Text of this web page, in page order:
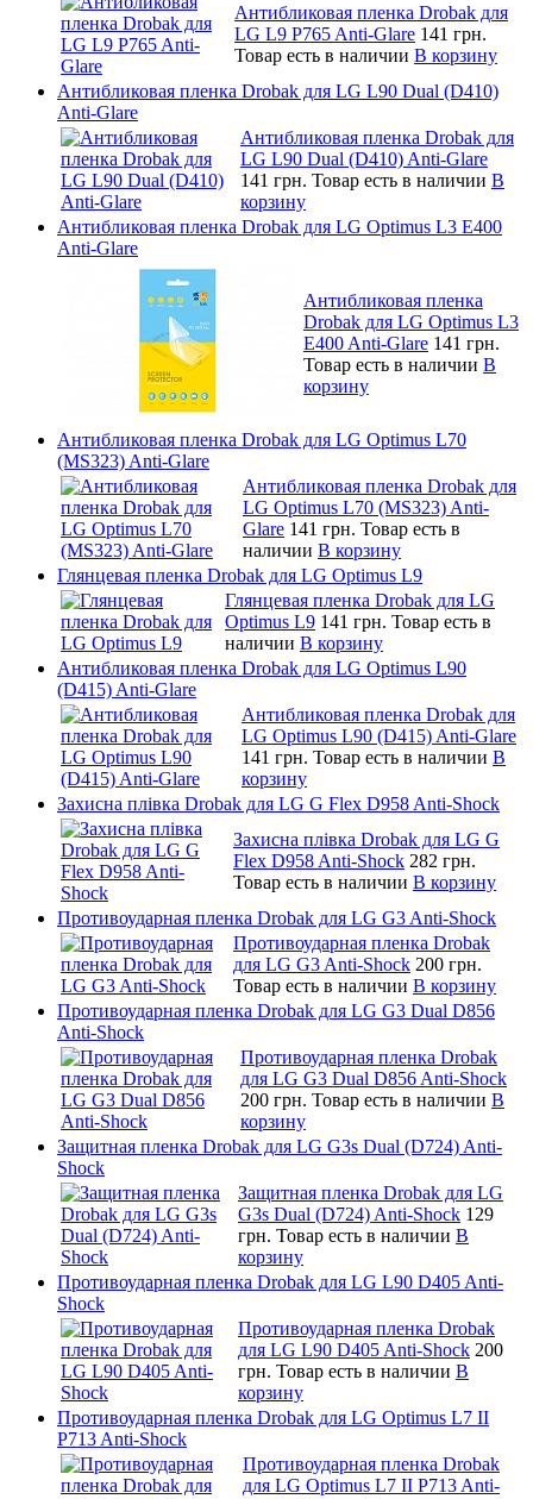
Антибликовая пленка Drobak для
LG L9 P765 Anti-Glare 141 грн.
Товар есть в наличии В корзину
Антибликовая пленка Drobak для LG L90 Dual (D410)
Anti-Glare
Антибликовая пленка Drobak для
LG L90 Dual (D410) Anti-Glare
141 грн. Товар есть в наличии В
корзину
Антибликовая пленка Drobak для LG Optimus L3 E400
Anti-Glare
Антибликовая пленка
Drobak для LG Optimus L3
E400 Anti-Glare 141 грн.
Товар есть в наличии В
корзину
Антибликовая пленка Drobak для LG Optimus L70
(MS323) Anti-Glare
Антибликовая пленка Drobak для
LG Optimus L70 (MS323) Anti-
Glare 141 грн. Товар есть в
наличии В корзину
Глянцевая пленка Drobak для LG Optimus L9
Глянцевая пленка Drobak для LG
Optimus L9 141 грн. Товар есть в
наличии В корзину
Антибликовая пленка Drobak для LG Optimus L90
(D415) Anti-Glare
Антибликовая пленка Drobak для
LG Optimus L90 (D415) Anti-Glare
141 грн. Товар есть в наличии В
корзину
Захисна плівка Drobak для LG G Flex D958 Anti-Shock
Захисна плівка Drobak для LG G
Flex D958 Anti-Shock 282 грн.
Товар есть в наличии В корзину
Противоударная пленка Drobak для LG G3 Anti-Shock
Противоударная пленка Drobak
для LG G3 Anti-Shock 200 грн.
Товар есть в наличии В корзину
Противоударная пленка Drobak для LG G3 Dual D856
Anti-Shock
Противоударная пленка Drobak
для LG G3 Dual D856 Anti-Shock
200 грн. Товар есть в наличии В
корзину
Защитная пленка Drobak для LG G3s Dual (D724) Anti-
Shock
Защитная пленка Drobak для LG
G3s Dual (D724) Anti-Shock 129
грн. Товар есть в наличии В
корзину
Противоударная пленка Drobak для LG L90 D405 Anti-
Shock
Противоударная пленка Drobak
для LG L90 D405 Anti-Shock 200
грн. Товар есть в наличии В
корзину
Противоударная пленка Drobak для LG Optimus L7 II
P713 Anti-Shock
Противоударная пленка Drobak
для LG Optimus L7 II P713 Anti-